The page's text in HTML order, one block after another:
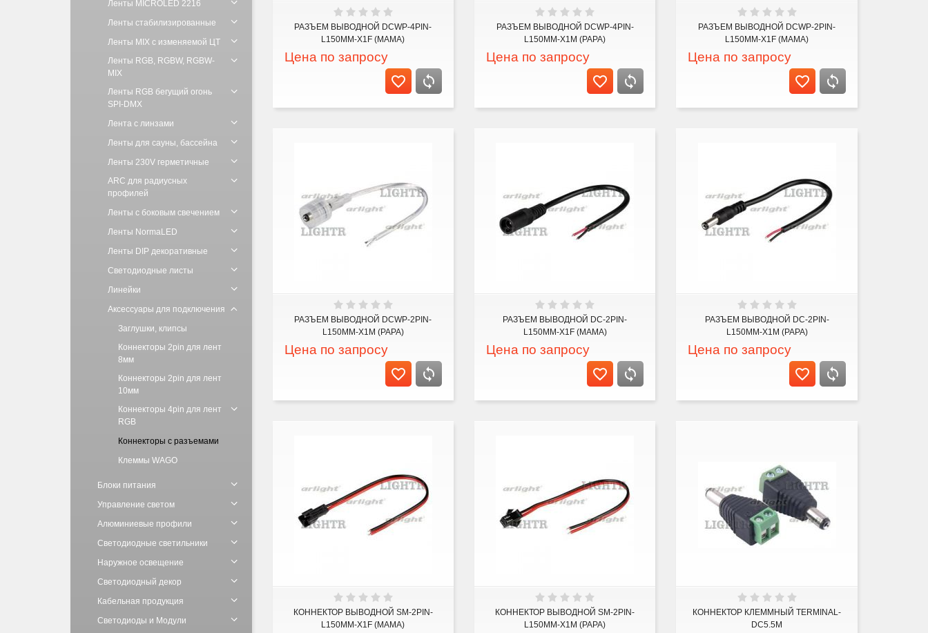
Ленты MICROLED 2216
Ленты стабилизированные
Ленты MIX с изменяемой ЦТ
Ленты RGB, RGBW, RGBW-
MIX
Ленты RGB бегущий огонь
SPI-DMX
Лента с линзами
Ленты для сауны, бассейна
Ленты 230V герметичные
ARC для радиусных
профилей
Ленты с боковым свечением
Ленты NormaLED
Ленты DIP декоративные
Светодиодные листы
Линейки
Аксессуары для подключения
Заглушки, клипсы
Коннекторы 2pin для лент
8мм
Коннекторы 2pin для лент
10мм
Коннекторы 4pin для лент
RGB
Коннекторы с разъемами
Клеммы WAGO
Блоки питания
Управление светом
Алюминиевые профили
Светодиодные светильники
Наружное освещение
Светодиодный декор
Кабельная продукция
Светодиоды и Модули
РАЗЪЕМ ВЫВОДНОЙ DCWP-4PIN-
L150MM-X1F (MAMA)
Цена по запросу
РАЗЪЕМ ВЫВОДНОЙ DCWP-4PIN-
L150MM-X1M (PAPA)
Цена по запросу
РАЗЪЕМ ВЫВОДНОЙ DCWP-2PIN-
L150MM-X1F (MAMA)
Цена по запросу
РАЗЪЕМ ВЫВОДНОЙ DCWP-2PIN-
L150MM-X1M (PAPA)
Цена по запросу
РАЗЪЕМ ВЫВОДНОЙ DC-2PIN-
L150MM-X1F (MAMA)
Цена по запросу
РАЗЪЕМ ВЫВОДНОЙ DC-2PIN-
L150MM-X1M (PAPA)
Цена по запросу
КОННЕКТОР ВЫВОДНОЙ SM-2PIN-
L150MM-X1F (MAMA)
КОННЕКТОР ВЫВОДНОЙ SM-2PIN-
L150MM-X1M (PAPA)
КОННЕКТОР КЛЕММНЫЙ TERMINAL-
DC5.5M